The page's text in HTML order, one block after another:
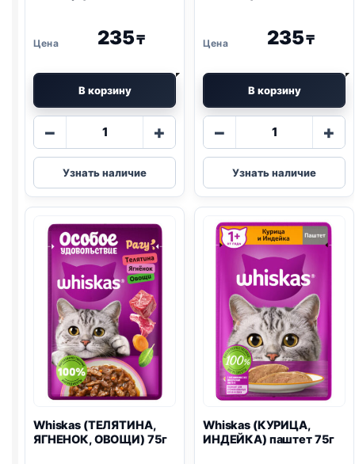
235₸
В корзину
−
Количество
Whiskas
(КОТЯТА,
КУРИЦА)
75г
+
Узнать наличие
235₸
В корзину
−
Количество
Whiskas
(ГОВЯДИНА,
ПЕЧЕНЬ)
75г
+
Узнать наличие
Whiskas (ТЕЛЯТИНА,
ЯГНЕНОК, ОВОЩИ) 75г
Whiskas (КУРИЦА,
ИНДЕЙКА) паштет 75г